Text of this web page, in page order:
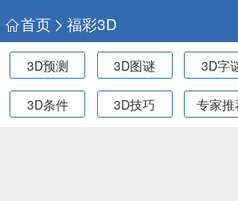
首页 福彩3D
3D预测 3D图谜 3D字
3D条件 3D技巧 专家推